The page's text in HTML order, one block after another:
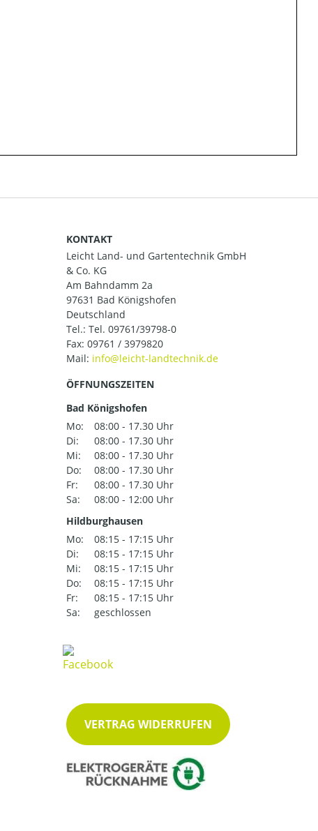
KONTAKT
Leicht Land- und Gartentechnik GmbH
& Co. KG
Am Bahndamm 2a
97631 Bad Königshofen
Deutschland
Tel.: Tel. 09761/39798-0
Fax: 09761 / 3979820
Mail:
ÖFFNUNGSZEITEN
Bad Königshofen
Mo:
08:00 - 17.30 Uhr
Di:
08:00 - 17.30 Uhr
Mi:
08:00 - 17.30 Uhr
Do:
08:00 - 17.30 Uhr
Fr:
08:00 - 17.30 Uhr
Sa:
08:00 - 12:00 Uhr
Hildburghausen
Mo:
08:15 - 17:15 Uhr
Di:
08:15 - 17:15 Uhr
Mi:
08:15 - 17:15 Uhr
Do:
08:15 - 17:15 Uhr
Fr:
08:15 - 17:15 Uhr
Sa:
geschlossen
VERTRAG WIDERRUFEN